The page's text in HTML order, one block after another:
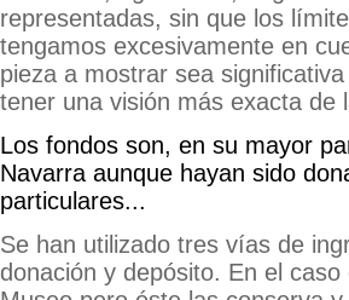
representadas, sin que los
tengamos excesivamente en
pieza a mostrar sea
tener una visión más exacta de
Los fondos son, en su mayor
Navarra aunque hayan sido
particulares...
Se han utilizado tres vías de
donación y depósito. En el